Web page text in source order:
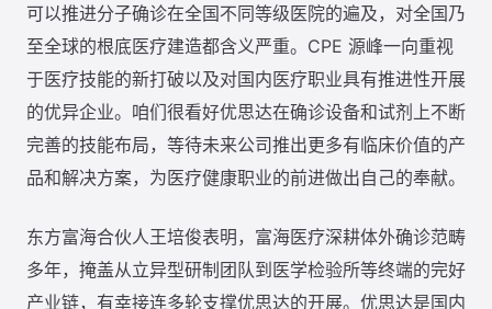
可以推进分子确诊在全国不同等级医院的遍及，对全国乃
至全球的根底医疗建造都含义严重。CPE 源峰一向重视
于医疗技能的新打破以及对国内医疗职业具有推进性开展
的优异企业。咱们很看好优思达在确诊设备和试剂上不断
完善的技能布局，等待未来公司推出更多有临床价值的产
品和解决方案，为医疗健康职业的前进做出自己的奉献。
东方富海合伙人王培俊表明，富海医疗深耕体外确诊范畴
多年，掩盖从立异型研制团队到医学检验所等终端的完好
产业链，有幸接连多轮支撑优思达的开展。优思达是国内